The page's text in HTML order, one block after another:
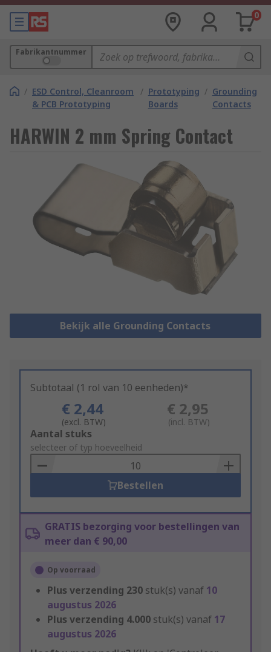
0
Fabrikantnummer
/ ESD Control, Cleanroom
& PCB Prototyping
/ Prototyping
Boards
/ Grounding
Contacts
HARWIN 2 mm Spring Contact
Bekijk alle Grounding Contacts
Subtotaal (1 rol van 10 eenheden)*
€ 2,44
(excl. BTW)
€ 2,95
(incl. BTW)
Add
to
Basket
Aantal stuks
selecteer of typ hoeveelheid
Bestellen
GRATIS bezorging voor bestellingen van
meer dan € 90,00
Op voorraad
Plus verzending 230 stuk(s) vanaf 10
augustus 2026
Plus verzending 4.000 stuk(s) vanaf 17
augustus 2026